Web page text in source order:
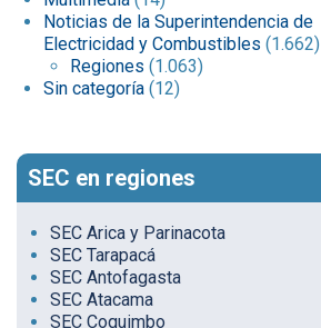
Noticias de la Superintendencia de
Electricidad y Combustibles (1.662)
Regiones (1.063)
Sin categoría (12)
SEC en regiones
SEC Arica y Parinacota
SEC Tarapacá
SEC Antofagasta
SEC Atacama
SEC Coquimbo